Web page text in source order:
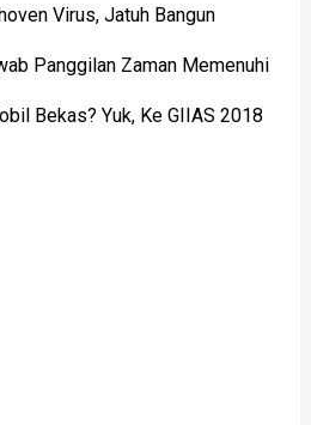
Virus, Jatuh Bangun
Panggilan Zaman Memenuhi
Bekas? Yuk, Ke GIIAS 2018